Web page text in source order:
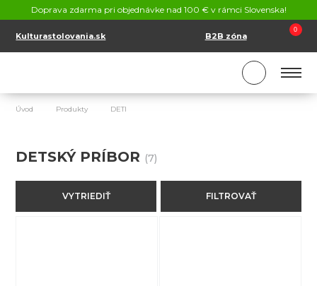
Doprava zdarma pri objednávke nad 100 € v rámci Slovenska!
Kulturastolovania.sk B2B zóna
0
SK
Úvod Produkty DETI
DETSKÝ PRÍBOR (7)
VYTRIEDIŤ FILTROVAŤ